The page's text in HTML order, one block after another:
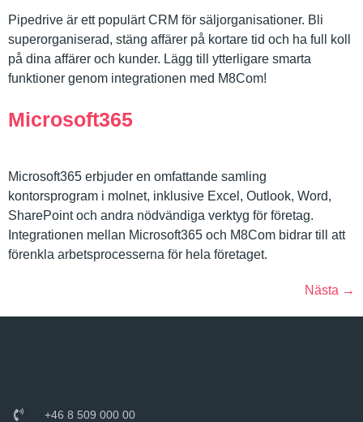
Pipedrive är ett populärt CRM för säljorganisationer. Bli
superorganiserad, stäng affärer på kortare tid och ha full koll
på dina affärer och kunder. Lägg till ytterligare smarta
funktioner genom integrationen med M8Com!
Microsoft365
Microsoft365 erbjuder en omfattande samling
kontorsprogram i molnet, inklusive Excel, Outlook, Word,
SharePoint och andra nödvändiga verktyg för företag.
Integrationen mellan Microsoft365 och M8Com bidrar till att
förenkla arbetsprocesserna för hela företaget.
Nästa →
+46 8 509 000 00